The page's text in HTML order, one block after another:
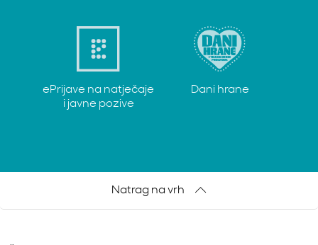
ePrijave na natječaje
i javne pozive
Dani hrane
Natrag na vrh